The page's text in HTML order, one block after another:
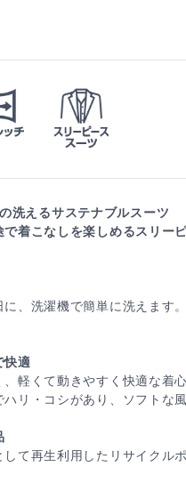
洗えるサステナブルスーツ
着こなしを楽しめるスリー
、洗濯機で簡単に洗えます
快適
、軽くて動きやすく快適な着
ハリ・コシがあり、ソフトな
て再生利用したリサイクル